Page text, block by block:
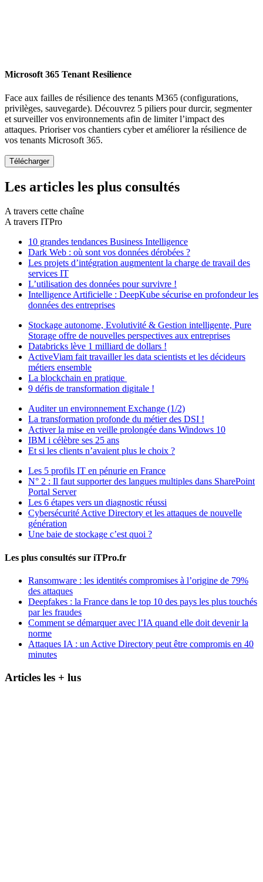
Microsoft 365 Tenant Resilience
Face aux failles de résilience des tenants M365 (configurations,
privilèges, sauvegarde). Découvrez 5 piliers pour durcir, segmenter
et surveiller vos environnements afin de limiter l’impact des
attaques. Prioriser vos chantiers cyber et améliorer la résilience de
vos tenants Microsoft 365.
Les articles les plus consultés
A travers cette chaîne
A travers ITPro
10 grandes tendances Business Intelligence
Dark Web : où sont vos données dérobées ?
Les projets d’intégration augmentent la charge de travail des
services IT
L’utilisation des données pour survivre !
Intelligence Artificielle : DeepKube sécurise en profondeur les
données des entreprises
Stockage autonome, Evolutivité & Gestion intelligente, Pure
Storage offre de nouvelles perspectives aux entreprises
Databricks lève 1 milliard de dollars !
ActiveViam fait travailler les data scientists et les décideurs
métiers ensemble
La blockchain en pratique
9 défis de transformation digitale !
Auditer un environnement Exchange (1/2)
La transformation profonde du métier des DSI !
Activer la mise en veille prolongée dans Windows 10
IBM i célèbre ses 25 ans
Et si les clients n’avaient plus le choix ?
Les 5 profils IT en pénurie en France
N° 2 : Il faut supporter des langues multiples dans SharePoint
Portal Server
Les 6 étapes vers un diagnostic réussi
Cybersécurité Active Directory et les attaques de nouvelle
génération
Une baie de stockage c’est quoi ?
Les plus consultés sur iTPro.fr
Ransomware : les identités compromises à l’origine de 79%
des attaques
Deepfakes : la France dans le top 10 des pays les plus touchés
par les fraudes
Comment se démarquer avec l’IA quand elle doit devenir la
norme
Attaques IA : un Active Directory peut être compromis en 40
minutes
Articles les + lus